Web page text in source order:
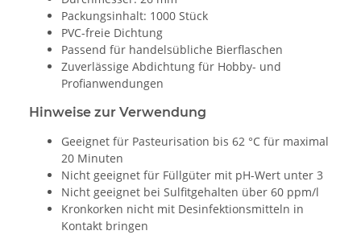
Packungsinhalt: 1000 Stück
PVC-freie Dichtung
Passend für handelsübliche Bierflaschen
Zuverlässige Abdichtung für Hobby- und
Profianwendungen
Hinweise zur Verwendung
Geeignet für Pasteurisation bis 62 °C für maximal
20 Minuten
Nicht geeignet für Füllgüter mit pH-Wert unter 3
Nicht geeignet bei Sulfitgehalten über 60 ppm/l
Kronkorken nicht mit Desinfektionsmitteln in
Kontakt bringen